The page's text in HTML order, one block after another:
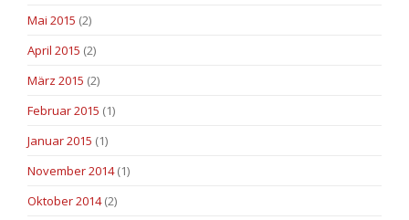
Mai 2015 (2)
April 2015 (2)
März 2015 (2)
Februar 2015 (1)
Januar 2015 (1)
November 2014(1)
Oktober 2014(2)